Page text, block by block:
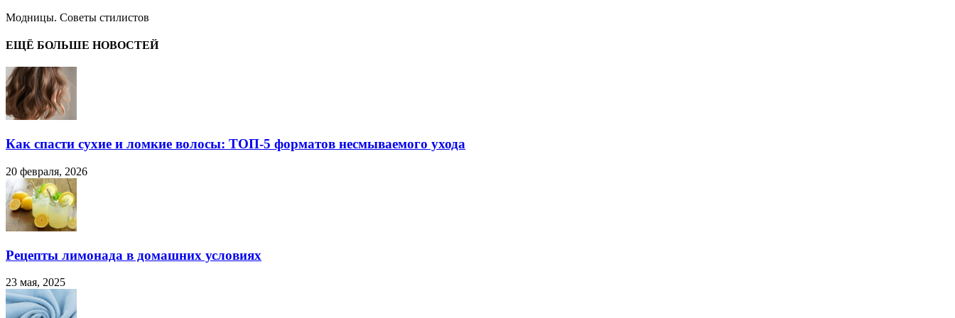
Модницы. Советы стилистов
ЕЩЁ БОЛЬШЕ НОВОСТЕЙ
Как спасти сухие и ломкие волосы: ТОП-5 форматов несмываемого ухода
20 февраля, 2026
Рецепты лимонада в домашних условиях
23 мая, 2025